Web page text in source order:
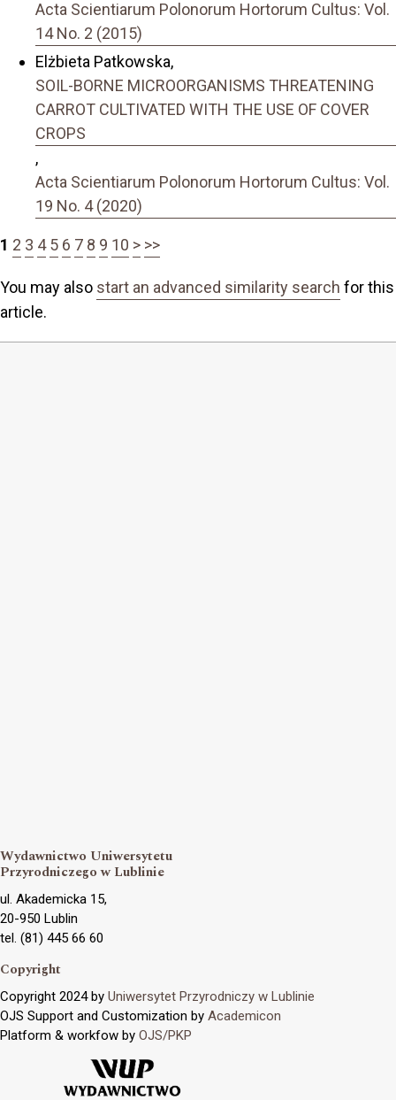
Acta Scientiarum Polonorum Hortorum Cultus: Vol.
14 No. 2 (2015)
Elżbieta Patkowska,
SOIL-BORNE MICROORGANISMS THREATENING
CARROT CULTIVATED WITH THE USE OF COVER
CROPS
,
Acta Scientiarum Polonorum Hortorum Cultus: Vol.
19 No. 4 (2020)
1 2 3 4 5 6 7 8 9 10 > >>
You may also start an advanced similarity search for this
article.
Wydawnictwo Uniwersytetu
Przyrodniczego w Lublinie
ul. Akademicka 15,
20-950 Lublin
tel. (81) 445 66 60
Copyright
Copyright 2024 by Uniwersytet Przyrodniczy w Lublinie
OJS Support and Customization by Academicon
Platform & workfow by OJS/PKP